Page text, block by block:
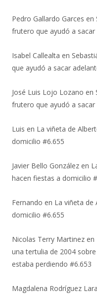
Pedro Gallardo Garces en
frutero que ayudó a
Isabel Callealta en
que ayudó a sacar
José Luis Lojo Lozano en
frutero que ayudó a
Luis en La viñeta de
domicilio #6.655
Javier Bello González en
hacen fiestas a domicilio
Fernando en La viñeta de
domicilio #6.655
Nicolas Terry Martinez en
una tertulia de 2004
estaba perdiendo #6.653
Magdalena Rodríguez Lara